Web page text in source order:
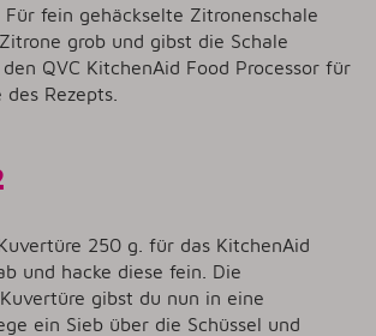
Für fein gehäckselte Zitronenschale
grob und gibst die Schale
QVC KitchenAid Food Processor für
Rezepts.
250 g. für das KitchenAid
und hacke diese fein. Die
gibst du nun in eine
ein Sieb über die Schüssel und